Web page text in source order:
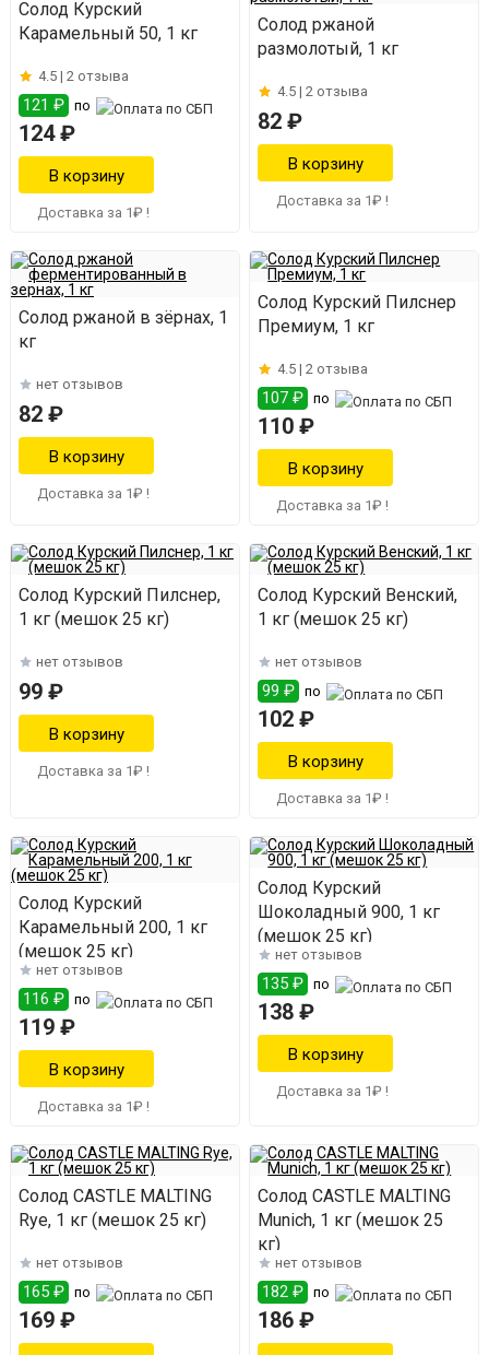
Солод Курский
Карамельный 50, 1 кг
4.5 | 2 отзыва
121 ₽ по
124 ₽
Доставка за 1₽ !
Солод ржаной
размолотый, 1 кг
4.5 |2 отзыва
82 ₽
Доставка за 1₽ !
Солод ржаной в зёрнах, 1
кг
нет отзывов
82 ₽
Доставка за 1₽ !
Солод Курский Пилснер
Премиум, 1 кг
4.5 |2 отзыва
107 ₽ по
110 ₽
Доставка за 1₽ !
Солод Курский Пилснер,
1 кг (мешок 25 кг)
нет отзывов
99 ₽
Доставка за 1₽ !
Солод Курский Венский,
1 кг (мешок 25 кг)
нет отзывов
99 ₽ по
102 ₽
Доставка за 1₽ !
Солод Курский
Карамельный 200, 1 кг
(мешок 25 кг)
нет отзывов
116 ₽ по
119 ₽
Доставка за 1₽ !
Солод Курский
Шоколадный 900, 1 кг
(мешок 25 кг)
нет отзывов
135 ₽ по
138 ₽
Доставка за 1₽ !
Солод CASTLE MALTING
Rye, 1 кг (мешок 25 кг)
нет отзывов
165 ₽ по
169 ₽
Солод CASTLE MALTING
Munich, 1 кг (мешок 25
кг)
нет отзывов
182 ₽ по
186 ₽